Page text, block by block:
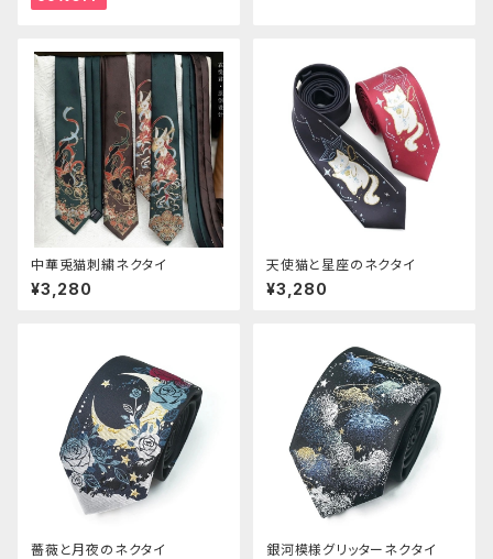
中華兎猫刺繍ネクタイ
¥3,280
天使猫と星座のネクタイ
¥3,280
薔薇と月夜のネクタイ 銀河模様グリッターネクタイ